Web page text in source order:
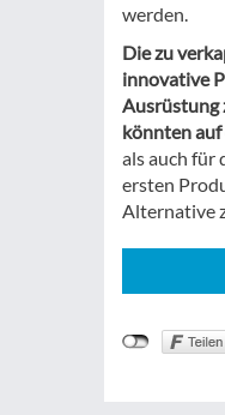
werden.
Die zu
innovative
Ausrüstung
könnten
als auch für
ersten
Alternative